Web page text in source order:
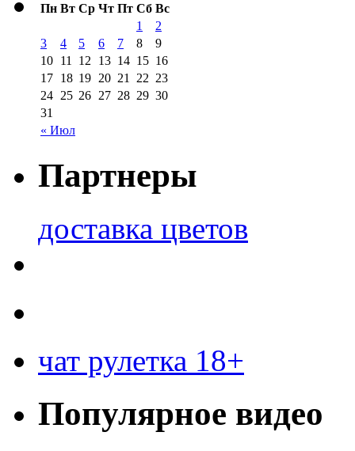
Пн Вт Ср Чт Пт Сб Вс
« Июл
1
2
3
4 5 6 7 8
9
10 11 12 13 14 15 16
17 18 19 20 21 22 23
24 25 26 27 28 29 30
31
Партнеры
доставка цветов
чат рулетка 18+
Популярное видео